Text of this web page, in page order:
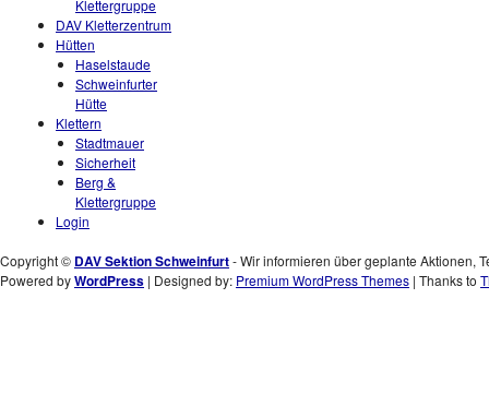
Klettergruppe
DAV Kletterzentrum
Hütten
Haselstaude
Schweinfurter
Hütte
Klettern
Stadtmauer
Sicherheit
Berg &
Klettergruppe
Login
Copyright © DAV Sektion Schweinfurt- Wir informieren über geplante Aktionen,
Powered byWordPress | Designed by: Premium WordPress Themes | Thanks to